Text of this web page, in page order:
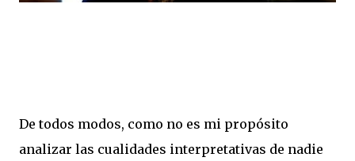
De todos modos, como no es mi propósito
analizar las cualidades interpretativas de nadie